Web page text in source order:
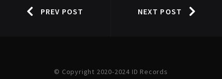
PREV POST NEXT POST
© Copyright 2020-2024 ID Records